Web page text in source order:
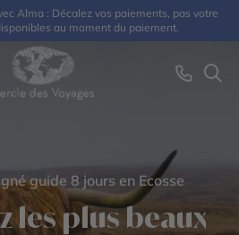
Alma : Décalez vos paiements, pas votre
au moment du paiement.
guide 8 jours en Ecosse
les plus beaux